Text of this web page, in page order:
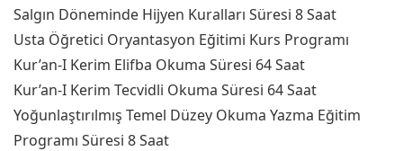
Salgın Döneminde Hijyen Kuralları Süresi 8 Saat
Usta Öğretici Oryantasyon Eğitimi Kurs Programı
Kur’an-I Kerim Elifba Okuma Süresi 64 Saat
Kur’an-I Kerim Tecvidli Okuma Süresi 64 Saat
Yoğunlaştırılmış Temel Düzey Okuma Yazma Eğitim
Programı Süresi 8 Saat